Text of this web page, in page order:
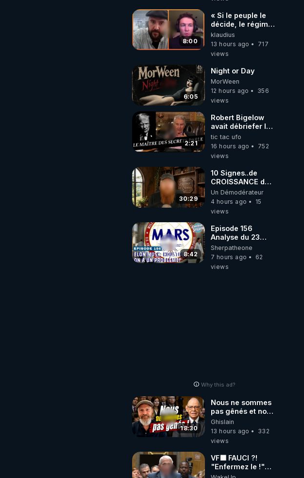
8:00
« Si le peuple le
décide, le régime
peut tomber
demain ! »
klaudius
13 hours ago
717
views
6:05
Night or Day
MorWeen
12 hours ago
356
views
2:21
Robert Bigelow
avait débriefer le
pédophile
génocidaire de
donald j trump
tic tac ufo
16 hours ago
752
views
30:29
10 Signes..de
CROISSANCE de
L'EFFONDREMENT
de La Civilisation
de"DECROISSANCE
Société"?
Un Démodérateur
4 hours ago
15
views
8:42
Episode 156
Analyse du 23
février 2025 Elon
Musk : Houston ,
on a un problème
Sherpatheone
7 hours ago
62
views
Why this ad?
18:30
Nous ne sommes
pas gênés et nous
n’avons pas
besoin de nous
excuser ! #jw
#collegecentral
Ghislain
13 hours ago
332
views
VF🟩 FAUCI ?!
"Enfermez le !"
(Lock him up!) -